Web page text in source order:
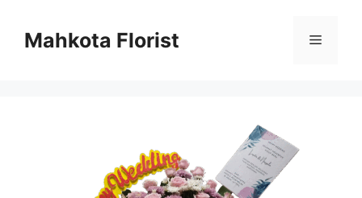
Mahkota Florist